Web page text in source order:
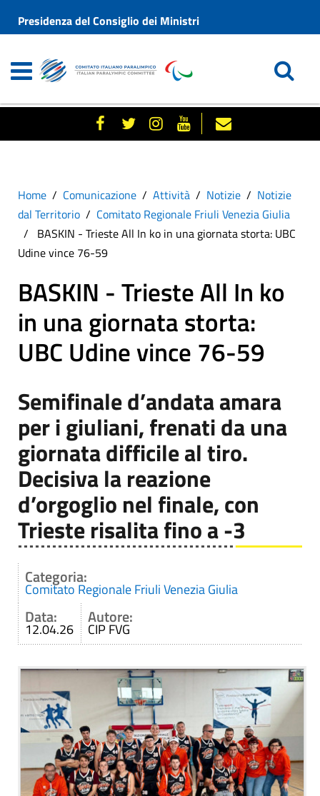
Presidenza del Consiglio dei Ministri
Home Comunicazione Attività Notizie
Notizie
dal Territorio
Comitato Regionale Friuli Venezia Giulia
BASKIN - Trieste All In ko in una giornata storta: UBC
Udine vince 76-59
BASKIN - Trieste All In ko
in una giornata storta:
UBC Udine vince 76-59
Semifinale d’andata amara
per i giuliani, frenati da una
giornata difficile al tiro.
Decisiva la reazione
d’orgoglio nel finale, con
Trieste risalita fino a -3
Categoria:
Comitato Regionale Friuli Venezia Giulia
Data:
12.04.26
Autore:
CIP FVG